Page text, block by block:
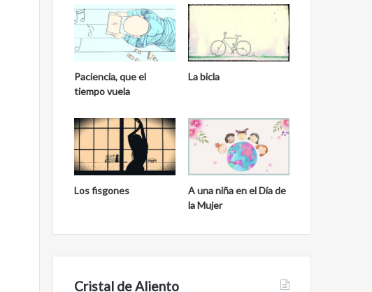
Paciencia, que el
tiempo vuela
La bicla
Los fisgones
A una niña en el Día de
la Mujer
Cristal de Aliento